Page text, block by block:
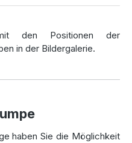
den Positionen der
in der Bildergalerie.
haben Sie die Möglichkeit